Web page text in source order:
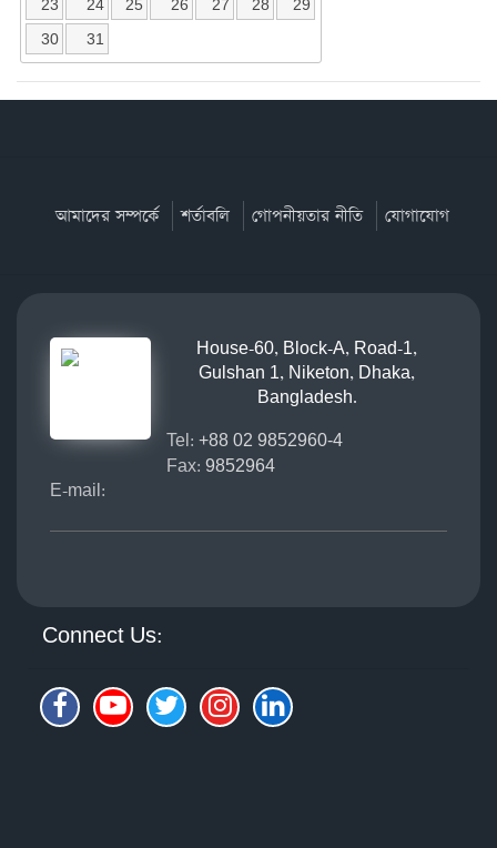
23
24 25 26 27 28
29
30
31
আমাদের সম্পর্কে শর্তাবলি গোপনীয়তার নীতি যোগাযোগ
House-60, Block-A, Road-1,
Gulshan 1, Niketon, Dhaka,
Bangladesh.
Tel: +88 02 9852960-4
Fax: 9852964
E-mail:
Connect Us: